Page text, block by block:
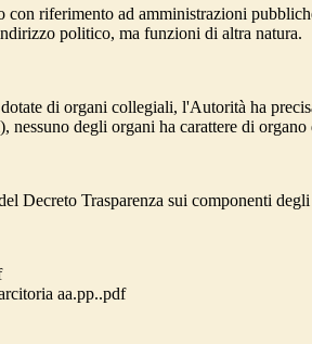
con riferimento ad amministrazioni
politico, ma funzioni di altra natura.
di organi collegiali, l'Autorità ha
degli organi ha carattere di
Decreto Trasparenza sui componenti
aa.pp..pdf